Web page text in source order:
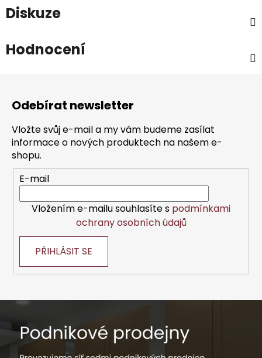
Diskuze
Hodnocení
Odebírat newsletter
Vložte svůj e-mail a my vám budeme zasílat
informace o nových produktech na našem e-
shopu.
E-mail
Vložením e-mailu souhlasíte s podmínkami
ochrany osobních údajů
PŘIHLÁSIT SE